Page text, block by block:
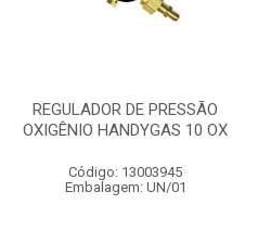
REGULADOR DE PRESSÃO
OXIGÊNIO HANDYGAS 10 OX
Código: 13003945
Embalagem: UN/01